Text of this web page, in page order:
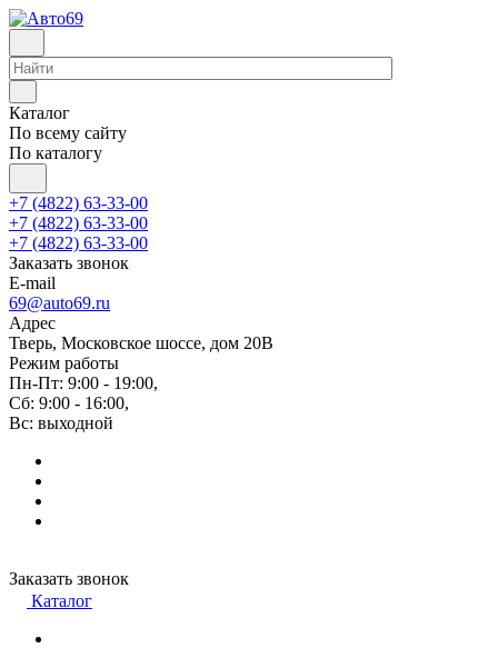
Каталог
По всему сайту
По каталогу
+7 (4822) 63-33-00
+7 (4822) 63-33-00
+7 (4822) 63-33-00
Заказать звонок
E-mail
69@auto69.ru
Адрес
Тверь, Московское шоссе, дом 20В
Режим работы
Пн-Пт: 9:00 - 19:00,
Сб: 9:00 - 16:00,
Вс: выходной
Заказать звонок
Каталог